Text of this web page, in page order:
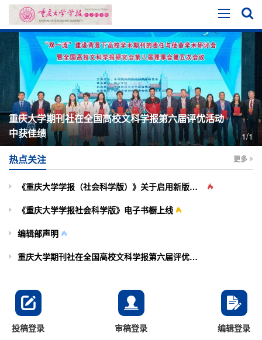
重庆大学期刊社在全国高校文科学报第六届评优活动
中获佳绩
1/1
热点关注 更多
《重庆大学学报（社会科学版）》关于启用新版投审稿系统的通知
《重庆大学学报社会科学版》电子书橱上线
编辑部声明
重庆大学期刊社在全国高校文科学报第六届评优活动中获佳绩
投稿登录 审稿登录 编辑登录